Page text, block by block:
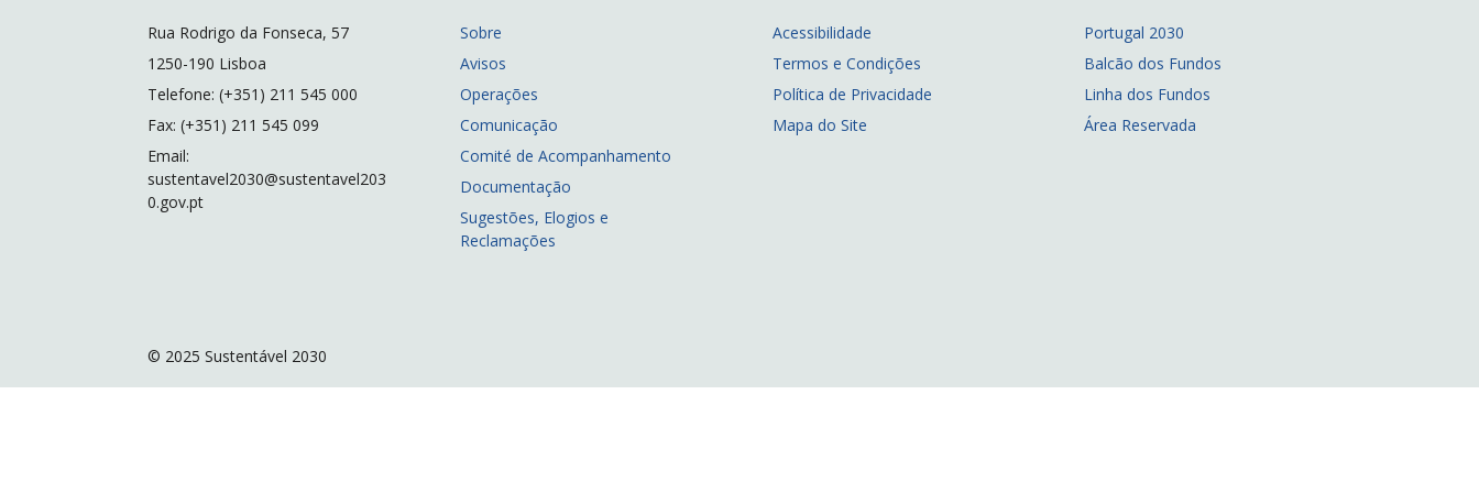
Rua Rodrigo da Fonseca, 57
1250-190 Lisboa
Telefone: (+351) 211 545 000
Fax: (+351) 211 545 099
Email:
sustentavel2030@sustentavel203
0.gov.pt
Sobre
Avisos
Operações
Comunicação
Comité de Acompanhamento
Documentação
Sugestões, Elogios e
Reclamações
Acessibilidade
Termos e Condições
Política de Privacidade
Mapa do Site
Portugal 2030
Balcão dos Fundos
Linha dos Fundos
Área Reservada
© 2025 Sustentável 2030